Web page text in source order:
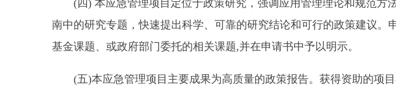
(四) 本应急管理项目定位于政策研究，强调应用管理理论和规范方
南中的研究专题，快速提出科学、可靠的研究结论和可行的政策建议
基金课题、或政府部门委托的相关课题,并在申请书中予以明示。
(五)本应急管理项目主要成果为高质量的政策报告。获得资助的项目